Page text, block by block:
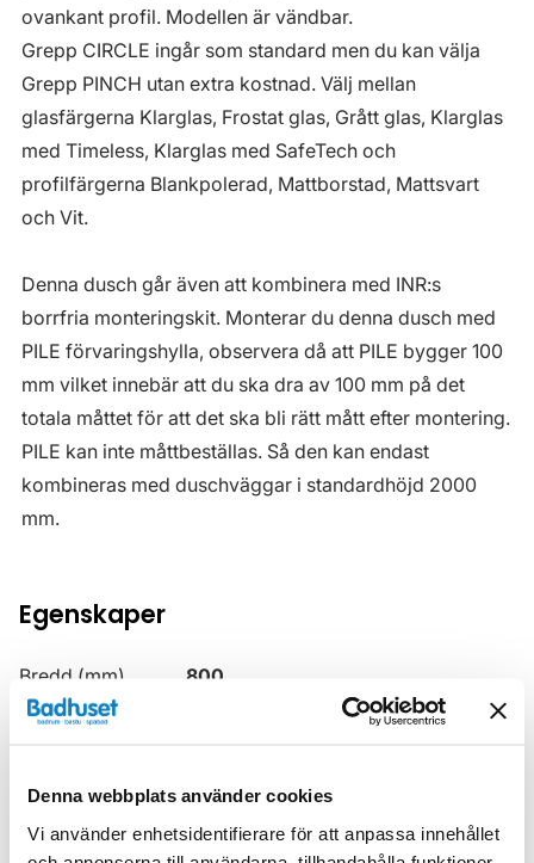
Denna webbplats använder cookies
Vi använder enhetsidentifierare för att anpassa innehållet
ovankant profil. Modellen är vändbar.
Grepp CIRCLE ingår som standard men du kan välja
Grepp PINCH utan extra kostnad. Välj mellan
glasfärgerna Klarglas, Frostat glas, Grått glas, Klarglas
med Timeless, Klarglas med SafeTech och
profilfärgerna Blankpolerad, Mattborstad, Mattsvart
och Vit.
Denna dusch går även att kombinera med INR:s
borrfria monteringskit. Monterar du denna dusch med
PILE förvaringshylla, observera då att PILE bygger 100
mm vilket innebär att du ska dra av 100 mm på det
totala måttet för att det ska bli rätt mått efter montering.
PILE kan inte måttbeställas. Så den kan endast
kombineras med duschväggar i standardhöjd 2000
mm.
Egenskaper
Bredd (mm) 800
Djup (mm)
Höjd (mm) 2000